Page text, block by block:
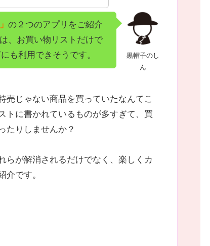
黒帽子のし
ん
の２つのアプリをご紹介
、お買い物リストだけで
も利用できそうです。
売じゃない商品を買っていたなんてこ
トに書かれているものが多すぎて、買
たりしませんか？
らが解消されるだけでなく、楽しくカ
介です。